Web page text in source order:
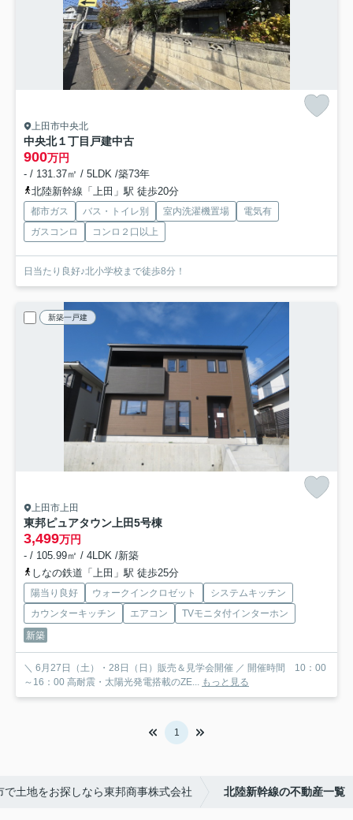
上田市中央北
中央北１丁目戸建中古
900万円
- / 131.37㎡ / 5LDK /築73年
北陸新幹線「上田」駅 徒歩20分
都市ガス バス・トイレ別 室内洗濯機置場
電気有
ガスコンロ
コンロ２口以上
日当たり良好♪北小学校まで徒歩8分！
新築一戸建
上田市上田
東邦ピュアタウン上田5号棟
3,499万円
- / 105.99㎡ / 4LDK /新築
しなの鉄道「上田」駅 徒歩25分
陽当り良好 ウォークインクロゼット
システムキッチン
カウンターキッチン
エアコン
TVモニタ付インターホン
新築
＼ 6月27日（土）・28日（日）販売＆見学会開催 ／ 開催時間 10：00
～16：00 高耐震・太陽光発電搭載のZE... もっと見る
1
で土地をお探しなら東邦商事株式会社 北陸新幹線の不動産一覧